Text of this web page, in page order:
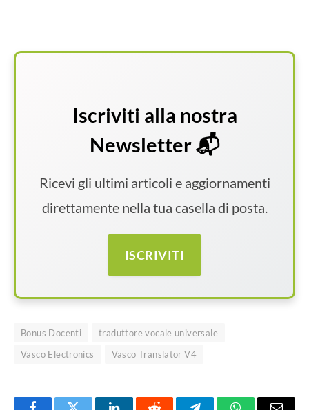
Iscriviti alla nostra
Newsletter 📬
Ricevi gli ultimi articoli e aggiornamenti
direttamente nella tua casella di posta.
ISCRIVITI
Bonus Docenti
traduttore vocale universale
Vasco Electronics
Vasco Translator V4